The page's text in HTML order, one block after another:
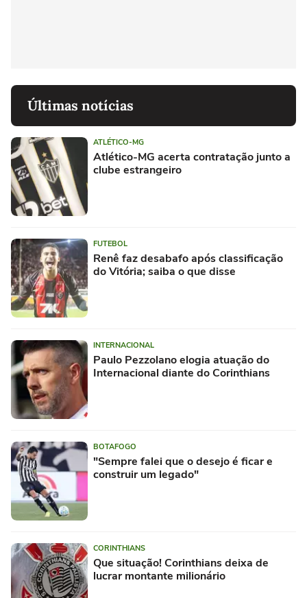
Últimas notícias
ATLÉTICO-MG
Atlético-MG acerta contratação junto a
clube estrangeiro
FUTEBOL
Renê faz desabafo após classificação
do Vitória; saiba o que disse
INTERNACIONAL
Paulo Pezzolano elogia atuação do
Internacional diante do Corinthians
BOTAFOGO
"Sempre falei que o desejo é ficar e
construir um legado"
CORINTHIANS
Que situação! Corinthians deixa de
lucrar montante milionário